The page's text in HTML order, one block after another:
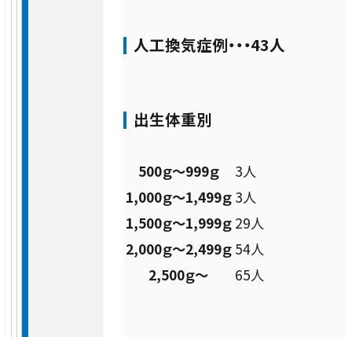
形成外科
麻酔科（ペインクリニック）
放射線診断科
人工換気症例・・・43人
出生体重別
500ｇ～999ｇ
3人
1,000ｇ～1,499ｇ 3人
1,500ｇ～1,999ｇ 29人
2,000ｇ～2,499ｇ 54人
2,500ｇ～
65人